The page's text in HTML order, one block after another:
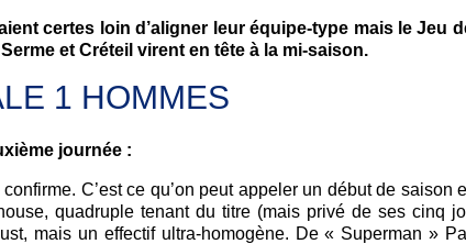
certes loin d’aligner leur équipe-type mais le
et Créteil virent en tête à la mi-saison.
1 HOMMES
journée :
C’est ce qu’on peut appeler un début de
quadruple tenant du titre (mais privé de ses
mais un effectif ultra-homogène. De « Superman »